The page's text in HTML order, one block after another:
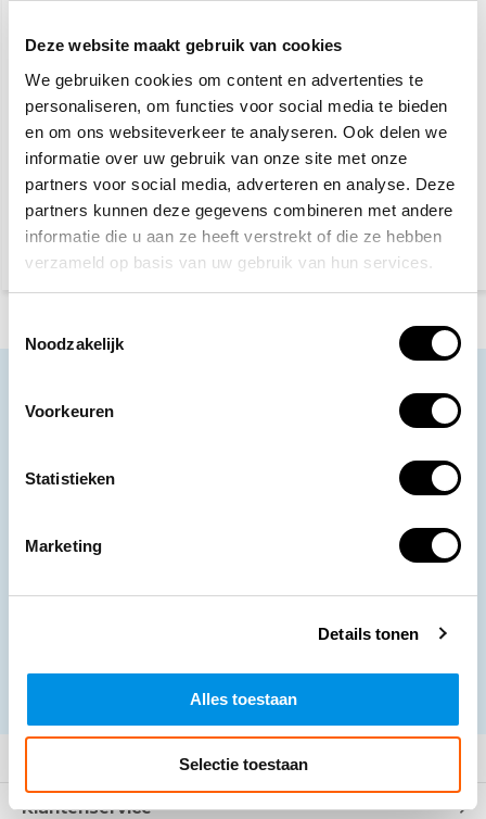
Deze website maakt gebruik van cookies
We gebruiken cookies om content en advertenties te
personaliseren, om functies voor social media te bieden
en om ons websiteverkeer te analyseren. Ook delen we
informatie over uw gebruik van onze site met onze
partners voor social media, adverteren en analyse. Deze
partners kunnen deze gegevens combineren met andere
informatie die u aan ze heeft verstrekt of die ze hebben
verzameld op basis van uw gebruik van hun services.
Noodzakelijk
Voorkeuren
Statistieken
Marketing
Details tonen
Alles toestaan
Selectie toestaan
28,60
(34,61 Incl. btw)
Vandaag besteld, dinsdag
in huis
7,10
(8,59 Incl. btw)
Vandaag besteld, dinsdag
in huis
Volg ons
promoties
* Lees hier de wettelijke beperkingen
Klantenservice